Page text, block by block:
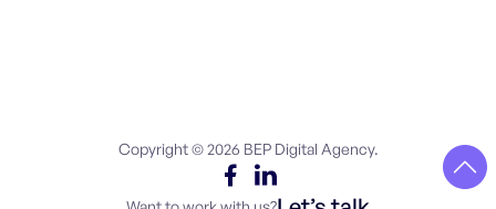
Copyright © 2026 BEP Digital Agency.